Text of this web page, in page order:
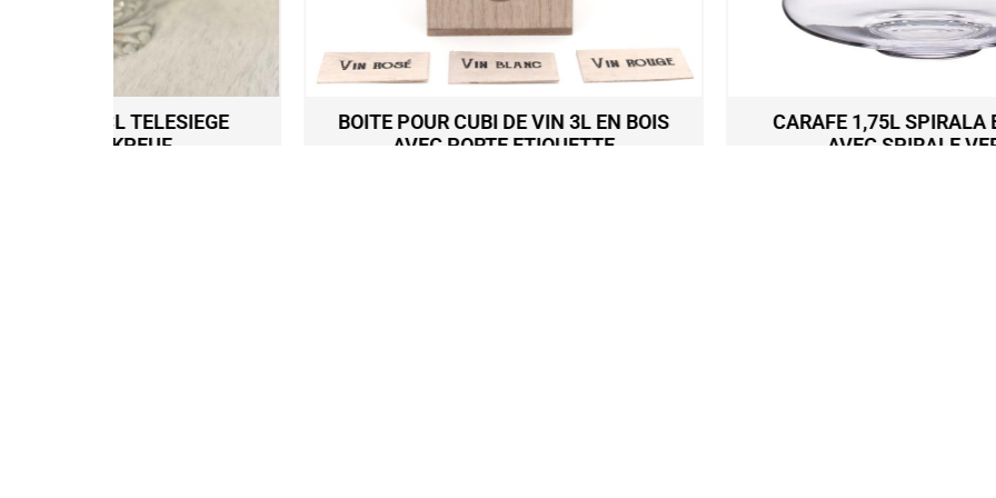
BOITE POUR CUBI DE VIN 3L EN BOIS
AVEC PORTE ETIQUETTE
CARAFE 1,75L SPIRALA EN VERRE
AVEC SPIRALE VERRE